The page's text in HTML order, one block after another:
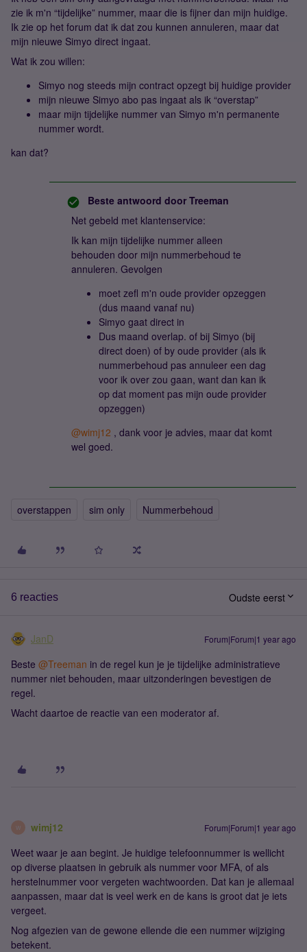
zie ik m'n “tijdelijke” nummer, maar die is fijner dan mijn huidige.
Ik zie op het forum dat ik dat zou kunnen annuleren, maar dat
mijn nieuwe Simyo direct ingaat.
Wat ik zou willen:
Simyo nog steeds mijn contract opzegt bij huidige provider
mijn nieuwe Simyo abo pas ingaat als ik “overstap”
maar mijn tijdelijke nummer van Simyo m'n permanente
nummer wordt.
kan dat?
Beste antwoord door Treeman
Net gebeld met klantenservice:
Ik kan mijn tijdelijke nummer alleen
behouden door mijn nummerbehoud te
annuleren. Gevolgen
moet zefl m'n oude provider opzeggen
(dus maand vanaf nu)
Simyo gaat direct in
Dus maand overlap. of bij Simyo (bij
direct doen) of by oude provider (als ik
nummerbehoud pas annuleer een dag
voor ik over zou gaan, want dan kan ik
op dat moment pas mijn oude provider
opzeggen)
@wimj12 , dank voor je advies, maar dat komt
wel goed.
overstappen sim only Nummerbehoud
6 reacties Oudste eerst
JanD Forum|Forum|1 year ago
Beste ​ @Treeman in de regel kun je je tijdelijke administratieve
nummer niet behouden, maar uitzonderingen bevestigen de
regel.
Wacht daartoe de reactie van een moderator af.
W wimj12 Forum|Forum|1 year ago
Weet waar je aan begint. Je huidige telefoonnummer is wellicht
op diverse plaatsen in gebruik als nummer voor MFA, of als
herstelnummer voor vergeten wachtwoorden. Dat kan je allemaal
aanpassen, maar dat is veel werk en de kans is groot dat je iets
vergeet.
Nog afgezien van de gewone ellende die een nummer wijziging
betekent.